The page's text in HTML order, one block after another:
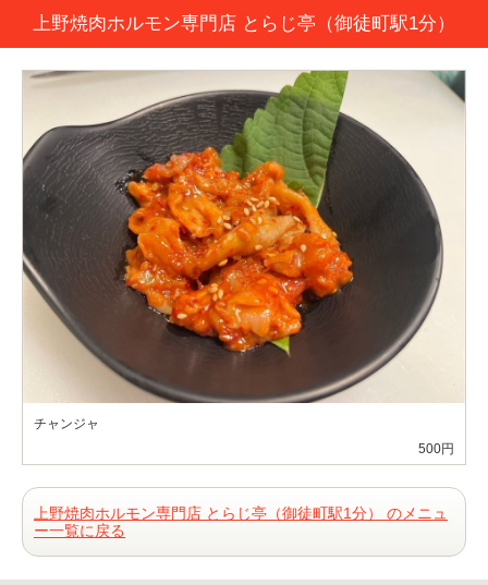
上野焼肉ホルモン専門店 とらじ亭（御徒町駅1分）
チャンジャ
500円
上野焼肉ホルモン専門店 とらじ亭（御徒町駅1分） のメニュ
ー一覧に戻る